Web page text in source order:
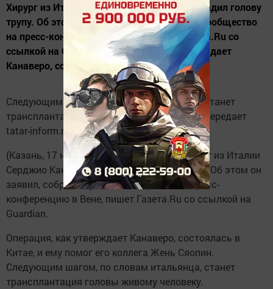
Хирург из Италии Серджио Канаверо пересадил голову
трупу. Об этом он заявил, собрав научное сообщество
на пресс-конференцию в Вене, пишет Газета.Ru со
ссылкой на Guardian. Операция, как утверждает
Канаверо, состоялась в Китае, и ему...
Следующим шагом, по словам итальянца, станет
трансплантация головы живому человеку, передает
tatar-inform.ru
(Казань, 17 ноября, «Татар-информ»). Хирург из Италии
Серджио Канаверо пересадил голову трупу. Об этом он
заявил, собрав научное сообщество на пресс-
конференцию в Вене, пишет Газета.Ru со ссылкой на
Guardian.
Операция, как утверждает Канаверо, состоялась в
Китае, и ему помог его коллега Жень Сяопин.
Следующим шагом, по словам итальянца, станет
трансплантация головы живому человеку.